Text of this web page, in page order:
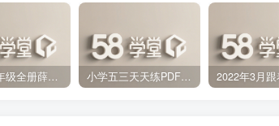
初中7~9年级全册薛金星中学教材全解PDF 百度网盘分享下载 小学五三天天练PDF（压缩打包）百度网盘分享下载